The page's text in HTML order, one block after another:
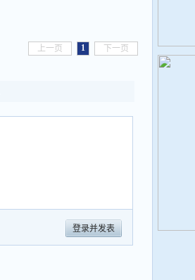
上一页 1 下一页
登录并发表